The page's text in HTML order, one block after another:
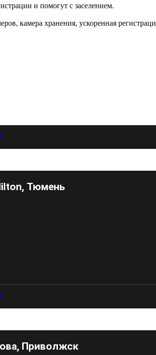
и помогут с заселением.
камера хранения, ускоренная
Тюмень
Приволжск